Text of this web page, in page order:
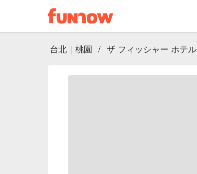
台北｜桃園 / ザ フィッシャー ホテル